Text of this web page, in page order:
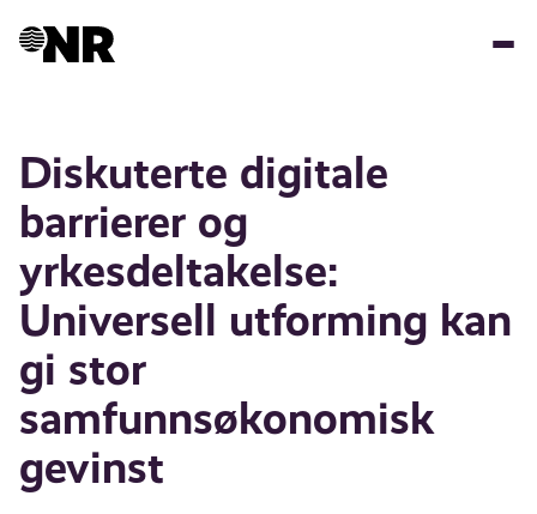
Diskuterte digitale
barrierer og
yrkesdeltakelse:
Universell utforming kan
gi stor
samfunnsøkonomisk
gevinst